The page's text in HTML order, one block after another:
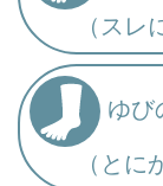
（スレに
ゆび
（とにか